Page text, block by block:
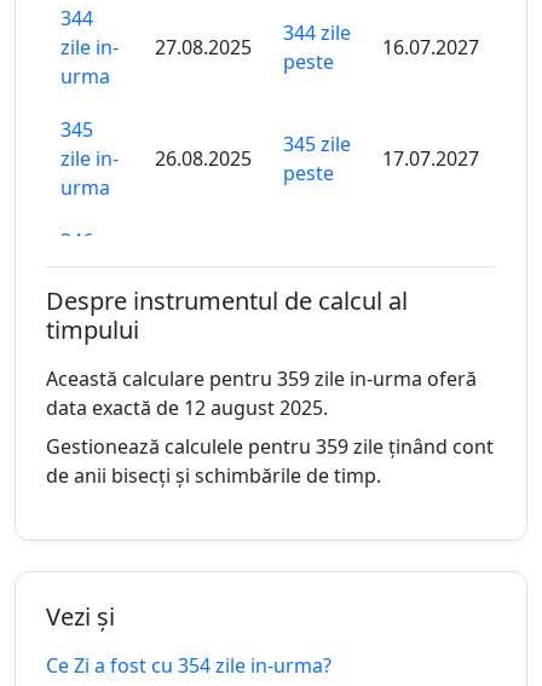
344
zile in-
urma
27.08.2025
344 zile
peste
16.07.2027
345
zile in-
urma
26.08.2025
345 zile
peste
17.07.2027
346
zile in-
urma
25.08.2025 18.07.2027
347
zile in-
urma
24.08.2025
347 zile
peste
19.07.2027
23.08.2025
348 zile
349
zile in-
urma
Despre instrumentul de calcul al
timpului
Această calculare pentru 359 zile in-urma oferă
data exactă de 12 august 2025.
Gestionează calculele pentru 359 zile ținând cont
de anii bisecți și schimbările de timp.
Vezi și
Ce Zi a fost cu 354 zile in-urma?